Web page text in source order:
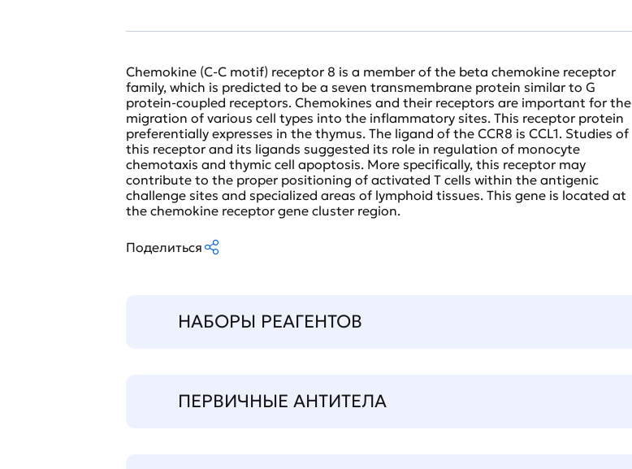
Chemokine (C-C motif) receptor 8 is a member of the beta chemokine receptor
family, which is predicted to be a seven transmembrane protein similar to G
protein-coupled receptors. Chemokines and their receptors are important for the
migration of various cell types into the inflammatory sites. This receptor protein
preferentially expresses in the thymus. The ligand of the CCR8 is CCL1. Studies of
this receptor and its ligands suggested its role in regulation of monocyte
chemotaxis and thymic cell apoptosis. More specifically, this receptor may
contribute to the proper positioning of activated T cells within the antigenic
challenge sites and specialized areas of lymphoid tissues. This gene is located at
the chemokine receptor gene cluster region.
Поделиться
НАБОРЫ РЕАГЕНТОВ
ПЕРВИЧНЫЕ АНТИТЕЛА